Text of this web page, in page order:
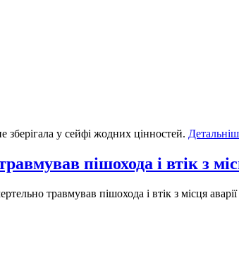
зберігала у сейфі жодних цінностей.
пішохода і втік з
травмував пішохода і втік з місця